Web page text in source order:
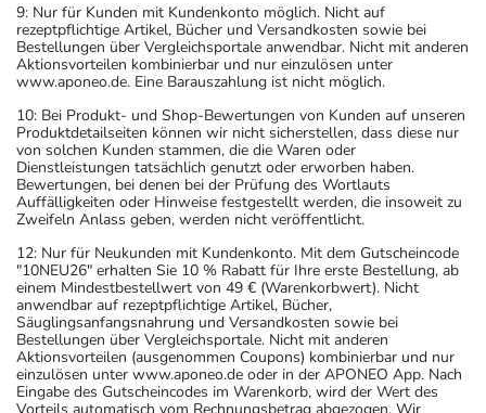
9: Nur für Kunden mit Kundenkonto möglich. Nicht auf
rezeptpflichtige Artikel, Bücher und Versandkosten sowie bei
Bestellungen über Vergleichsportale anwendbar. Nicht mit anderen
Aktionsvorteilen kombinierbar und nur einzulösen unter
www.aponeo.de. Eine Barauszahlung ist nicht möglich.
10: Bei Produkt- und Shop-Bewertungen von Kunden auf unseren
Produktdetailseiten können wir nicht sicherstellen, dass diese nur
von solchen Kunden stammen, die die Waren oder
Dienstleistungen tatsächlich genutzt oder erworben haben.
Bewertungen, bei denen bei der Prüfung des Wortlauts
Auffälligkeiten oder Hinweise festgestellt werden, die insoweit zu
Zweifeln Anlass geben, werden nicht veröffentlicht.
12: Nur für Neukunden mit Kundenkonto. Mit dem Gutscheincode
"10NEU26" erhalten Sie 10 % Rabatt für Ihre erste Bestellung, ab
einem Mindestbestellwert von 49 € (Warenkorbwert). Nicht
anwendbar auf rezeptpflichtige Artikel, Bücher,
Säuglingsanfangsnahrung und Versandkosten sowie bei
Bestellungen über Vergleichsportale. Nicht mit anderen
Aktionsvorteilen (ausgenommen Coupons) kombinierbar und nur
einzulösen unter www.aponeo.de oder in der APONEO App. Nach
Eingabe des Gutscheincodes im Warenkorb, wird der Wert des